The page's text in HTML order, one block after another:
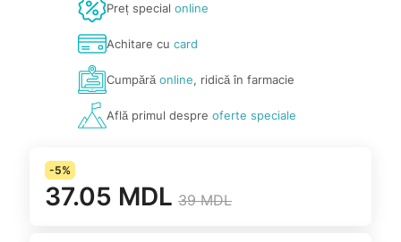
Preț special online
Achitare cu card
Cumpărăonline, ridică în farmacie
Află primul despre oferte speciale
-5%
37.05 MDL 39 MDL